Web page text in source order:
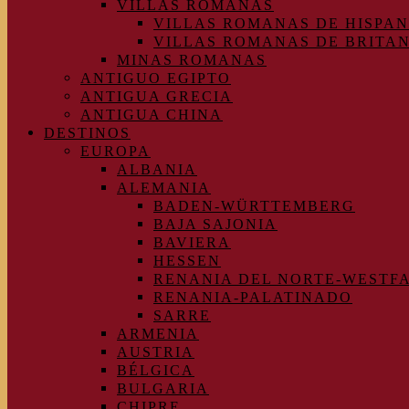
VILLAS ROMANAS
VILLAS ROMANAS DE
VILLAS ROMANAS DE
MINAS ROMANAS
ANTIGUO EGIPTO
ANTIGUA GRECIA
ANTIGUA CHINA
DESTINOS
EUROPA
ALBANIA
ALEMANIA
BADEN-WÜRTTEMBERG
BAJA SAJONIA
BAVIERA
HESSEN
RENANIA DEL NORTE-
RENANIA-PALATINADO
SARRE
ARMENIA
AUSTRIA
BÉLGICA
BULGARIA